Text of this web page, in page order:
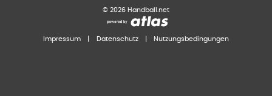
© 2026 Handball.net
Impressum Datenschutz Nutzungsbedingungen